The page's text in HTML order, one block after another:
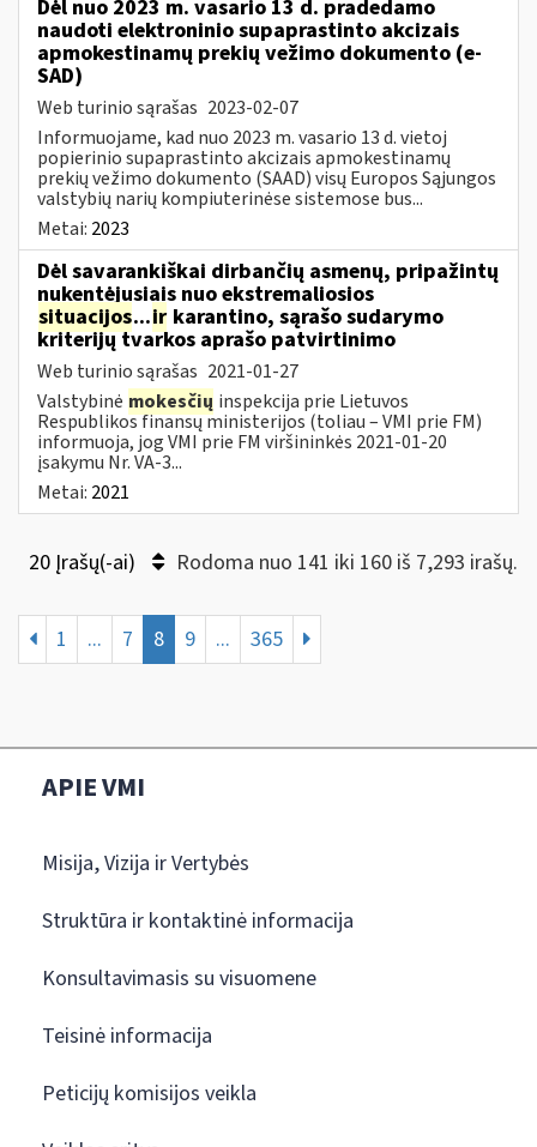
Dėl nuo 2023 m. vasario 13 d. pradedamo
naudoti elektroninio supaprastinto akcizais
apmokestinamų prekių vežimo dokumento (e-
SAD)
Web turinio sąrašas 2023-02-07
Informuojame, kad nuo 2023 m. vasario 13 d. vietoj
popierinio supaprastinto akcizais apmokestinamų
prekių vežimo dokumento (SAAD) visų Europos Sąjungos
valstybių narių kompiuterinėse sistemose bus...
Metai: 2023
Dėl savarankiškai dirbančių asmenų, pripažintų
nukentėjusiais nuo ekstremaliosios
situacijos...ir karantino, sąrašo sudarymo
kriterijų tvarkos aprašo patvirtinimo
Web turinio sąrašas 2021-01-27
Valstybinė mokesčių inspekcija prie Lietuvos
Respublikos finansų ministerijos (toliau – VMI prie FM)
informuoja, jog VMI prie FM viršininkės 2021-01-20
įsakymu Nr. VA-3...
Metai: 2021
20 Įrašų(-ai) Rodoma nuo 141 iki 160 iš 7,293 irašų.
1 ... 7 8 9 ... 365
APIE VMI
Misija, Vizija ir Vertybės
Struktūra ir kontaktinė informacija
Konsultavimasis su visuomene
Teisinė informacija
Peticijų komisijos veikla